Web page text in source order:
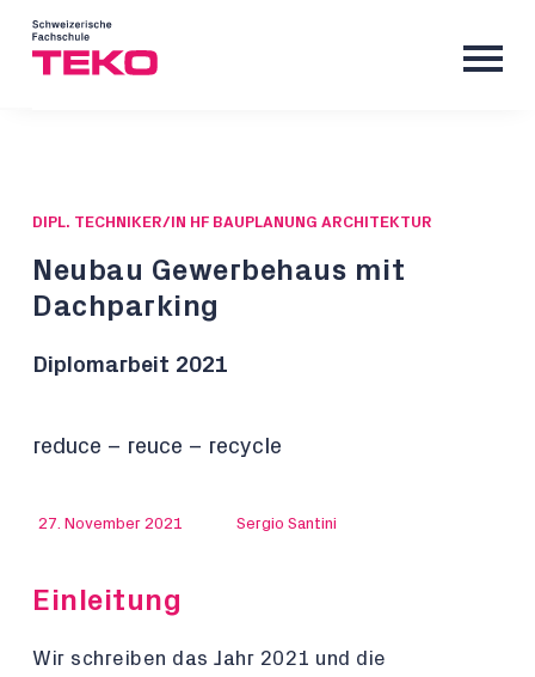
DIPL. TECHNIKER/IN HF BAUPLANUNG ARCHITEKTUR
Neubau Gewerbehaus mit
Dachparking
Diplomarbeit 2021
reduce – reuce – recycle
27. November 2021 Sergio Santini
Einleitung
Wir schreiben das Jahr 2021 und die